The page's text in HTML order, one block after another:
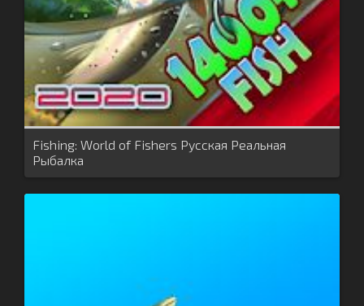
Fishing: World of Fishers Русская Реальная
Рыбалка